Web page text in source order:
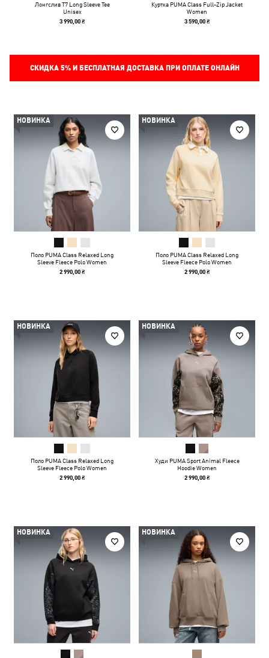
Лонгслив T7 Long Sleeve Tee
Unisex
3 990,00 ₴
Куртка PUMA Class Full-Zip Jacket
Women
3 590,00 ₴
СКИДКА 5%И БЕСПЛАТНАЯ ДОСТАВКА ПРИ ОПЛАТЕ ОНЛАЙН
НОВИНКА
Поло PUMA Class Relaxed Long
Sleeve Fleece Polo Women
2 990,00 ₴
НОВИНКА
Поло PUMA Class Relaxed Long
Sleeve Fleece Polo Women
2 990,00 ₴
НОВИНКА
Поло PUMA Class Relaxed Long
Sleeve Fleece Polo Women
2 990,00 ₴
НОВИНКА
Худи PUMA Sport Animal Fleece
Hoodie Women
2 990,00 ₴
НОВИНКА НОВИНКА